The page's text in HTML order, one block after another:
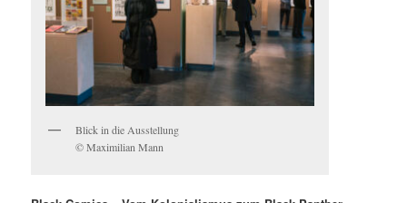
Blick in die Ausstellung
© Maximilian Mann